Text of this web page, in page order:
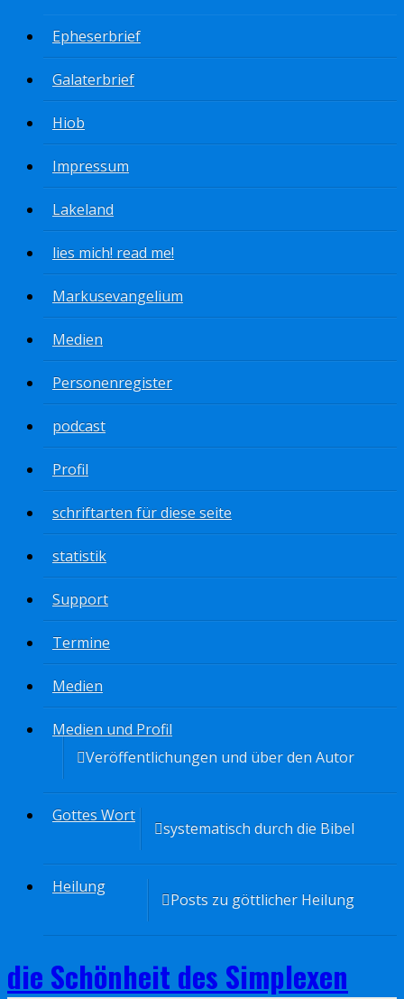
Epheserbrief
Galaterbrief
Hiob
Impressum
Lakeland
lies mich! read me!
Markusevangelium
Medien
Personenregister
podcast
Profil
schriftarten für diese seite
statistik
Support
Termine
Medien
Medien und Profil
Veröffentlichungen und über den Autor
Gottes Wort
systematisch durch die Bibel
Heilung
Posts zu göttlicher Heilung
die Schönheit des Simplexen